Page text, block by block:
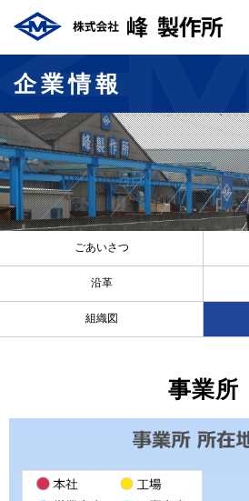
企業情報
ごあいさつ
沿革
組織図
事業所